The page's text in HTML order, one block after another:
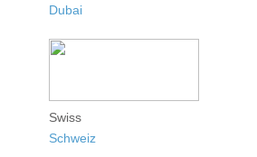
Dubai
Swiss
Schweiz